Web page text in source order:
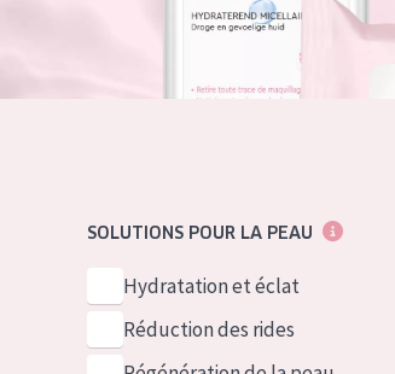
Hydratation et éclat
Réduction des rides
Peau ménopausée
SOLUTIONS POUR LA PEAU
Hydratation et éclat
Réduction des rides